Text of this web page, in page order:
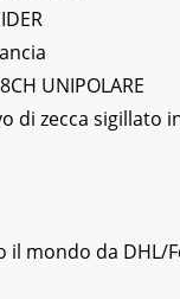
UNIPOLARE
di zecca sigillato
il mondo da DHL/